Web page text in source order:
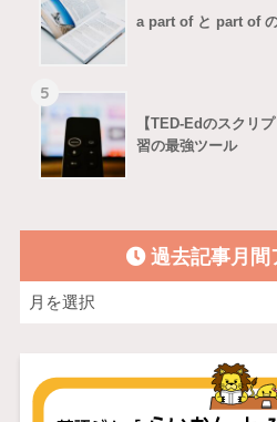
a part of と part of
5
【TED-Edのスクリ
習の最強ツール
過去記事月間